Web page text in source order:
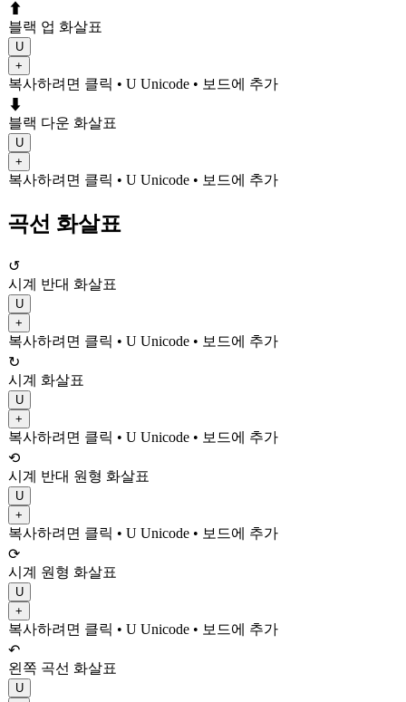
⬆
블랙 업 화살표
U
+
복사하려면 클릭 • U Unicode • 보드에 추가
⬇
블랙 다운 화살표
U
+
복사하려면 클릭 • U Unicode • 보드에 추가
곡선 화살표
↺
시계 반대 화살표
U
+
복사하려면 클릭 • U Unicode • 보드에 추가
↻
시계 화살표
U
+
복사하려면 클릭 • U Unicode • 보드에 추가
⟲
시계 반대 원형 화살표
U
+
복사하려면 클릭 • U Unicode • 보드에 추가
⟳
시계 원형 화살표
U
+
복사하려면 클릭 • U Unicode • 보드에 추가
↶
왼쪽 곡선 화살표
U